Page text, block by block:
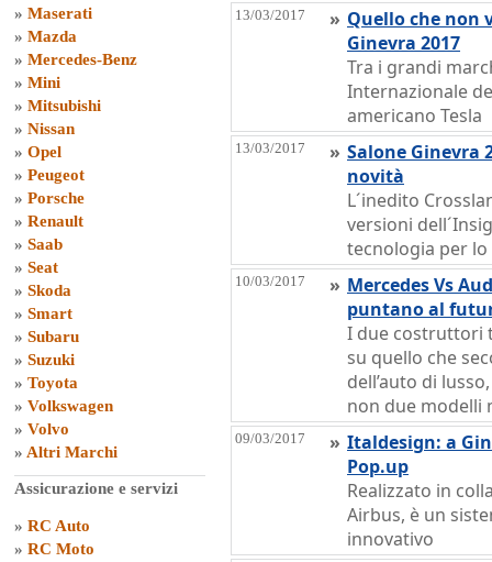
» Maserati
» Mazda
» Mercedes-Benz
» Mini
» Mitsubishi
» Nissan
» Opel
» Peugeot
» Porsche
» Renault
» Saab
» Seat
» Skoda
» Smart
» Subaru
» Suzuki
» Toyota
» Volkswagen
» Volvo
» Altri Marchi
Assicurazione e servizi
» RC Auto
» RC Moto
13/03/2017 » Quello che non
Ginevra 2017
Tra i grandi
Internazionale
americano Tesla
13/03/2017 » Salone Ginevra
novità
L´inedito
versioni
tecnologia per
10/03/2017 » Mercedes Vs
puntano al
I due costruttori
su quello che
dell’auto di
non due modelli
09/03/2017 » Italdesign: a
Pop.up
Realizzato in
Airbus, è un
innovativo